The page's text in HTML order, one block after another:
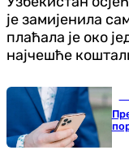
је замијенила
плаћала је око
најчешће